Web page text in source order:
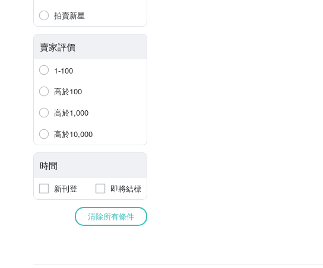
拍賣新星
賣家評價
1-100
高於100
高於1,000
高於10,000
時間
新刊登 即將結標
清除所有條件